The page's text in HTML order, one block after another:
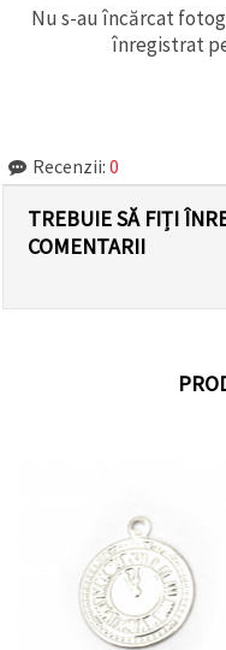
Nu s-au încărcat
înregistrat
Recenzii: 0
TREBUIE SĂ FIȚI
COMENTARII